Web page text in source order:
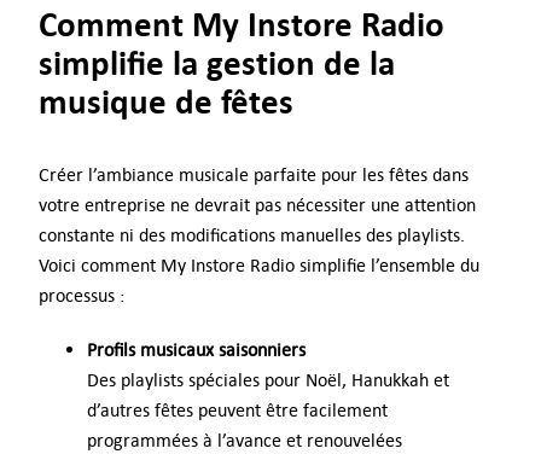
Comment My Instore Radio
simplifie la gestion de la
musique de fêtes
Créer l’ambiance musicale parfaite pour les fêtes dans
votre entreprise ne devrait pas nécessiter une attention
constante ni des modifications manuelles des playlists.
Voici comment My Instore Radio simplifie l’ensemble du
processus :
Profils musicaux saisonniers
Des playlists spéciales pour Noël, Hanukkah et
d’autres fêtes peuvent être facilement
programmées à l’avance et renouvelées